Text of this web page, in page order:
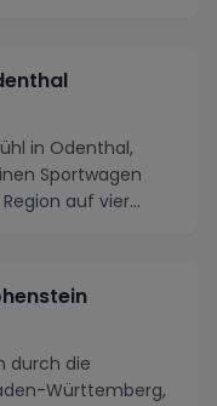
in Odenthal,
Sportwagen
auf vier
durch die
Württemberg,